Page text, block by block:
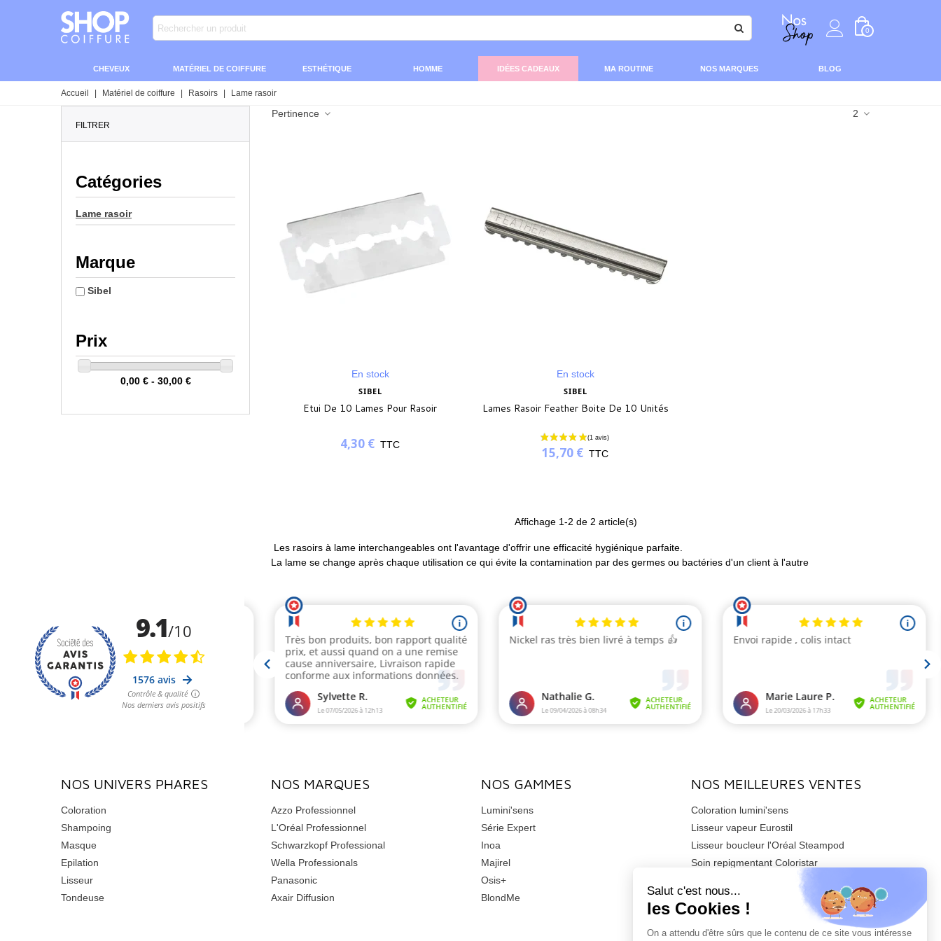
0
CHEVEUX MATÉRIEL DE COIFFURE ESTHÉTIQUE HOMME IDÉES CADEAUX MA ROUTINE NOS MARQUES BLOG
Accueil Matériel de coiffure Rasoirs Lame rasoir
FILTRER
Catégories
Lame rasoir
Marque
Sibel
Prix
0,00 € - 30,00 €
Pertinence 2
En stock
SIBEL
Etui De 10 Lames Pour Rasoir
4,30 € TTC
En stock
SIBEL
Lames Rasoir Feather Boite De 10 Unités
15,70 € TTC
Affichage 1-2 de 2 article(s)
Les rasoirs à lame interchangeables ont l'avantage d'offrir une efficacité hygiénique parfaite.
La lame se change après chaque utilisation ce qui évite la contamination par des germes ou bactéries d'un client à l'autre
NOS UNIVERS PHARES
Coloration
Shampoing
Masque
Epilation
Lisseur
Tondeuse
NOS MARQUES
Azzo Professionnel
L'Oréal Professionnel
Schwarzkopf Professional
Wella Professionals
Panasonic
Axair Diffusion
NOS GAMMES
Lumini'sens
Série Expert
Inoa
Majirel
Osis+
BlondMe
NOS MEILLEURES VENTES
Coloration lumini'sens
Lisseur vapeur Eurostil
Lisseur boucleur l'Oréal Steampod
Soin repigmentant Coloristar
Sèche-cheveux Azzuro 2200watts
Tondeuse de finition Barber T CUSTOM
PRO